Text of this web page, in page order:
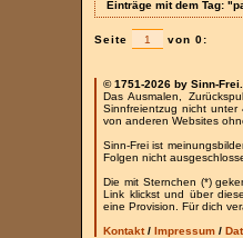
Einträge mit dem Tag:
Seite von 0:
© 1751-2026 by Sinn-
Das Ausmalen,
Sinnfreientzug nicht unter
von anderen Websites
Sinn-Frei ist
Folgen nicht
Die mit Sternchen (*)
Link klickst und über
eine Provision. Für dich
Kontakt/ Impressum /